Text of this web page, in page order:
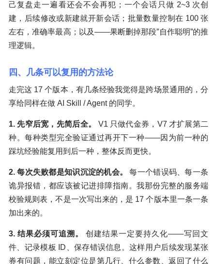
己复盘走一遍看还会不会再犯；一个会话只做 2~3 次创
建，后续修改或新建就开新会话；批量数量控制在 100 张
左右，准确率最高；以及——果断删掉那段”自作聪明”的推
理逻辑。
四、几条可以复用的方法论
走完这 17 个版本，有几条经验我觉得是跨场景通用的，分
享给同样在做 AI Skill / Agent 的同学。
1. 先窄后宽，先简后全。
V1 只做代金券，V7 才扩展第二
种。每种类型完全验证通过再开下一种——因为前一种的
踩坑经验能复用到后一种，整体反而更快。
2. 每次失败都是知识沉淀的机会。
每一个错误码、每一条
诡异报错，都应该被记进排障指南。我那份完整的服务端
校验规则表，不是一次写出来的，是 17 个版本里一条一条
加出来的。
3. 结果必须可追溯。
创建结果一定要持久化——写回文
件、记录模板 ID、保存错误信息。这样用户后续发现某张
券有问题，能立刻定位是第几行、什么参数、返回了什么